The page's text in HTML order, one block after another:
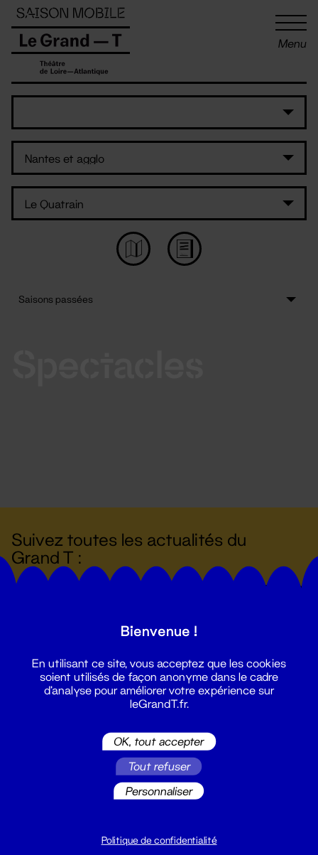
Menu
Suivez toutes les actualités du
Grand T :
billetterie@leGrandT.fr
Du lundi au vendredi 14h → 18h
Panneau de gestion des cookies
Bienvenue !
En utilisant ce site, vous acceptez que les cookies
soient utilisés de façon anonyme dans le cadre
d'analyse pour améliorer votre expérience sur
leGrandT.fr.
OK, tout accepter
Tout refuser
Personnaliser
Politique de confidentialité